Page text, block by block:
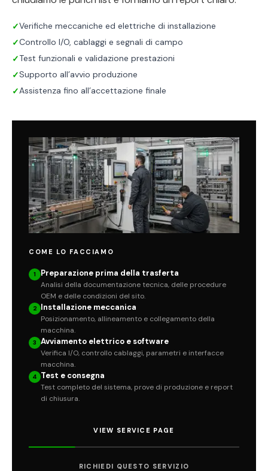
✓Verifiche meccaniche ed elettriche di installazione
✓Controllo I/O, cablaggi e segnali di campo
✓Test funzionali e validazione prestazioni
✓Supporto all’avvio produzione
✓Assistenza fino all’accettazione finale
COME LO FACCIAMO
1 Preparazione prima della trasferta
Analisi della documentazione tecnica, delle procedure
OEM e delle condizioni del sito.
2 Installazione meccanica
Posizionamento, allineamento e collegamento della
macchina.
3 Avviamento elettrico e software
Verifica I/O, controllo cablaggi, parametri e interfacce
macchina.
4 Test e consegna
Test completo del sistema, prove di produzione e report
di chiusura.
VIEW SERVICE PAGE
RICHIEDI QUESTO SERVIZIO